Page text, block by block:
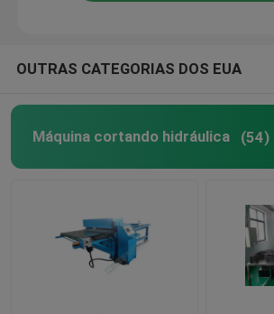
Luva que faz a máquina
OUTRAS CATEGORIAS DOS EUA
Máquina cortando hidráulica (54)